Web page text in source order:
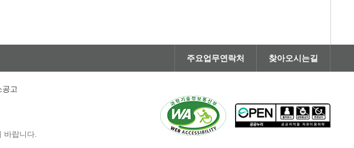
주요업무연락처 찾아오시는길
공고
바랍니다.